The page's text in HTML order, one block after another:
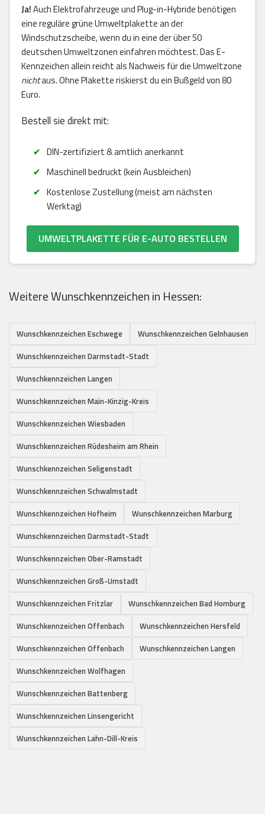
Ja!Auch Elektrofahrzeuge und Plug-in-Hybride benötigen
eine reguläre grüne Umweltplakette an der
Windschutzscheibe, wenn du in eine der über 50
deutschen Umweltzonen einfahren möchtest. Das E-
Kennzeichen allein reicht als Nachweis für die Umweltzone
nichtaus. Ohne Plakette riskierst du ein Bußgeld von 80
Euro.
Bestell sie direkt mit:
DIN-zertifiziert & amtlich anerkannt
Maschinell bedruckt (kein Ausbleichen)
Kostenlose Zustellung (meist am nächsten
Werktag)
UMWELTPLAKETTE FÜR E-AUTO BESTELLEN
Weitere Wunschkennzeichen in Hessen:
Wunschkennzeichen Eschwege
Wunschkennzeichen Gelnhausen
Wunschkennzeichen Darmstadt-Stadt
Wunschkennzeichen Langen
Wunschkennzeichen Main-Kinzig-Kreis
Wunschkennzeichen Wiesbaden
Wunschkennzeichen Rüdesheim am Rhein
Wunschkennzeichen Seligenstadt
Wunschkennzeichen Schwalmstadt
Wunschkennzeichen Hofheim
Wunschkennzeichen Marburg
Wunschkennzeichen Darmstadt-Stadt
Wunschkennzeichen Ober-Ramstadt
Wunschkennzeichen Groß-Umstadt
Wunschkennzeichen Fritzlar
Wunschkennzeichen Bad Homburg
Wunschkennzeichen Offenbach
Wunschkennzeichen Hersfeld
Wunschkennzeichen Offenbach
Wunschkennzeichen Langen
Wunschkennzeichen Wolfhagen
Wunschkennzeichen Battenberg
Wunschkennzeichen Linsengericht
Wunschkennzeichen Lahn-Dill-Kreis